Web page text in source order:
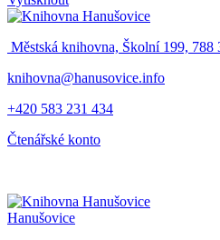
Městská knihovna, Školní 199, 788
knihovna@hanusovice.info
+420 583 231 434
Čtenářské konto
Hanušovice